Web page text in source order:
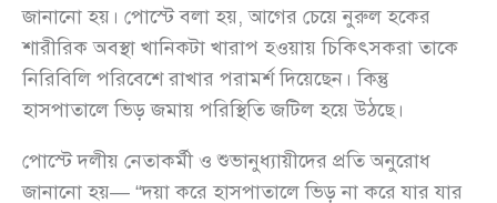
জানানো হয়। পোস্টে বলা হয়, আগের চেয়ে নুরুল হকের
শারীরিক অবস্থা খানিকটা খারাপ হওয়ায় চিকিৎসকরা তাকে
নিরিবিলি পরিবেশে রাখার পরামর্শ দিয়েছেন। কিন্তু
হাসপাতালে ভিড় জমায় পরিস্থিতি জটিল হয়ে উঠছে।
পোস্টে দলীয় নেতাকর্মী ও শুভানুধ্যায়ীদের প্রতি অনুরোধ
জানানো হয়— “দয়া করে হাসপাতালে ভিড় না করে যার যার